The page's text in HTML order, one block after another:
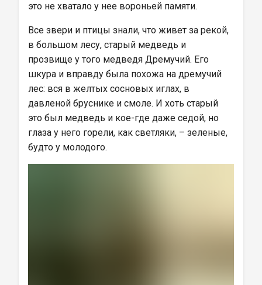
это не хватало у нее вороньей памяти.
Все звери и птицы знали, что живет за рекой,
в большом лесу, старый медведь и
прозвище у того медведя Дремучий. Его
шкура и вправду была похожа на дремучий
лес: вся в желтых сосновых иглах, в
давленой бруснике и смоле. И хоть старый
это был медведь и кое-где даже седой, но
глаза у него горели, как светляки, – зеленые,
будто у молодого.